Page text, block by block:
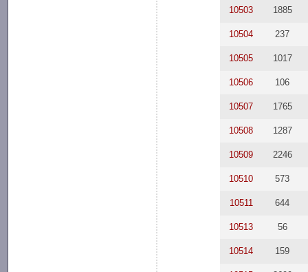
10503 1885
10504 237
10505 1017
10506 106
10507 1765
10508 1287
10509 2246
10510 573
10511 644
10513 56
10514 159